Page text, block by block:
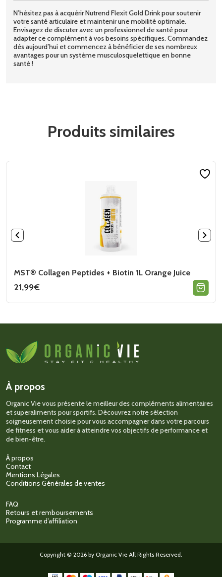
N’hésitez pas à acquérir Nutrend Flexit Gold Drink pour soutenir
votre santé articulaire et maintenir une mobilité optimale.
Envisagez de discuter avec un professionnel de santé pour
adapter ce complément à vos besoins spécifiques. Commandez
dès aujourd’hui et commencez à bénéficier de ses nombreux
avantages pour un système musculosquelettique en bonne
santé !
Produits similaires
MST® Collagen Peptides + Biotin 1L Orange Juice
21,99€
À propos
Organic Vie vous présente le meilleur des compléments alimentaires
et superaliments pour sportifs. Découvrez notre sélection
soigneusement choisie pour vous accompagner dans votre parcours
de fitness et vous aider à atteindre vos objectifs de performance et
de bien-être.
À propos
Contact
Mentions Légales
Conditions Générales de ventes
FAQ
Retours et remboursements
Programme d’affiliation
Copyright © 2026 by Organic Vie All Rights Reserved.